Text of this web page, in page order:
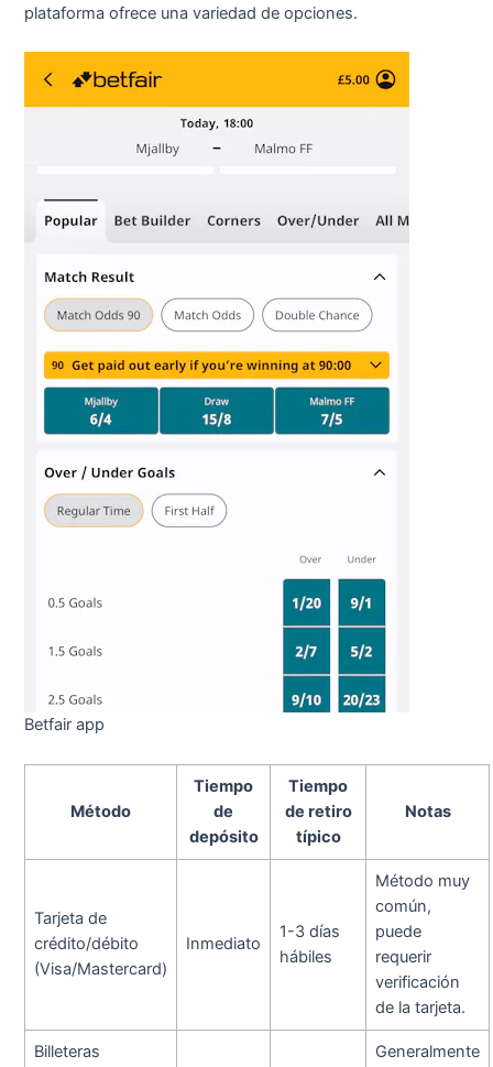
plataforma ofrece una variedad de opciones.
Betfair app
Método
Tiempo
de
depósito
Tiempo
de retiro
típico
Notas
Tarjeta de
crédito/débito
(Visa/Mastercard)
Inmediato
1-3 días
hábiles
Método muy
común,
puede
requerir
verificación
de la tarjeta.
Billeteras
Generalmente